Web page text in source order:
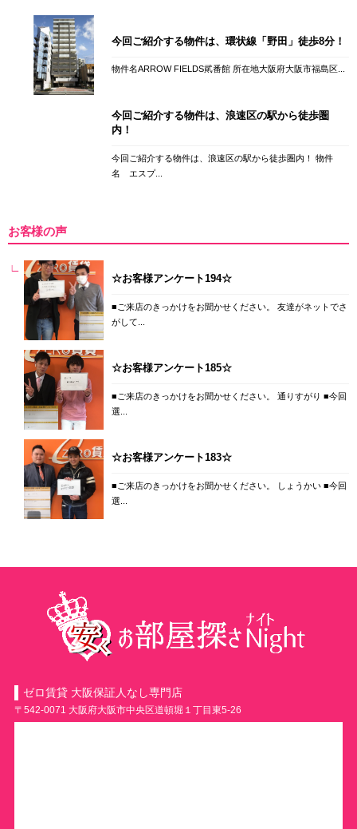
今回ご紹介する物件は、環状線「野田」徒歩8分！
物件名ARROW FIELDS貮番館 所在地大阪府大阪市福島区...
今回ご紹介する物件は、浪速区の駅から徒歩圏
内！
今回ご紹介する物件は、浪速区の駅から徒歩圏内！ 物件
名 エスプ...
お客様の声
☆お客様アンケート194☆
■ご来店のきっかけをお聞かせください。 友達がネットでさ
がして...
☆お客様アンケート185☆
■ご来店のきっかけをお聞かせください。 通りすがり ■今回
選...
☆お客様アンケート183☆
■ご来店のきっかけをお聞かせください。 しょうかい ■今回
選...
ゼロ賃貸 大阪保証人なし専門店
〒542-0071 大阪府大阪市中央区道頓堀１丁目東5-26